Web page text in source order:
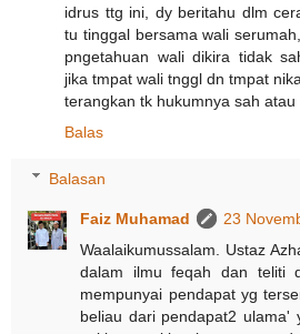
idrus ttg ini, dy beritahu dlm
tu tinggal bersama wali
pngetahuan wali dikira tidak
jika tmpat wali tnggl dn tmpat
terangkan tk hukumnya sah atau
Balas
Balasan
Faiz Muhamad
23
Waalaikumussalam. Ustaz
dalam ilmu feqah dan teliti
mempunyai pendapat yg
beliau dari pendapat2 ulama'